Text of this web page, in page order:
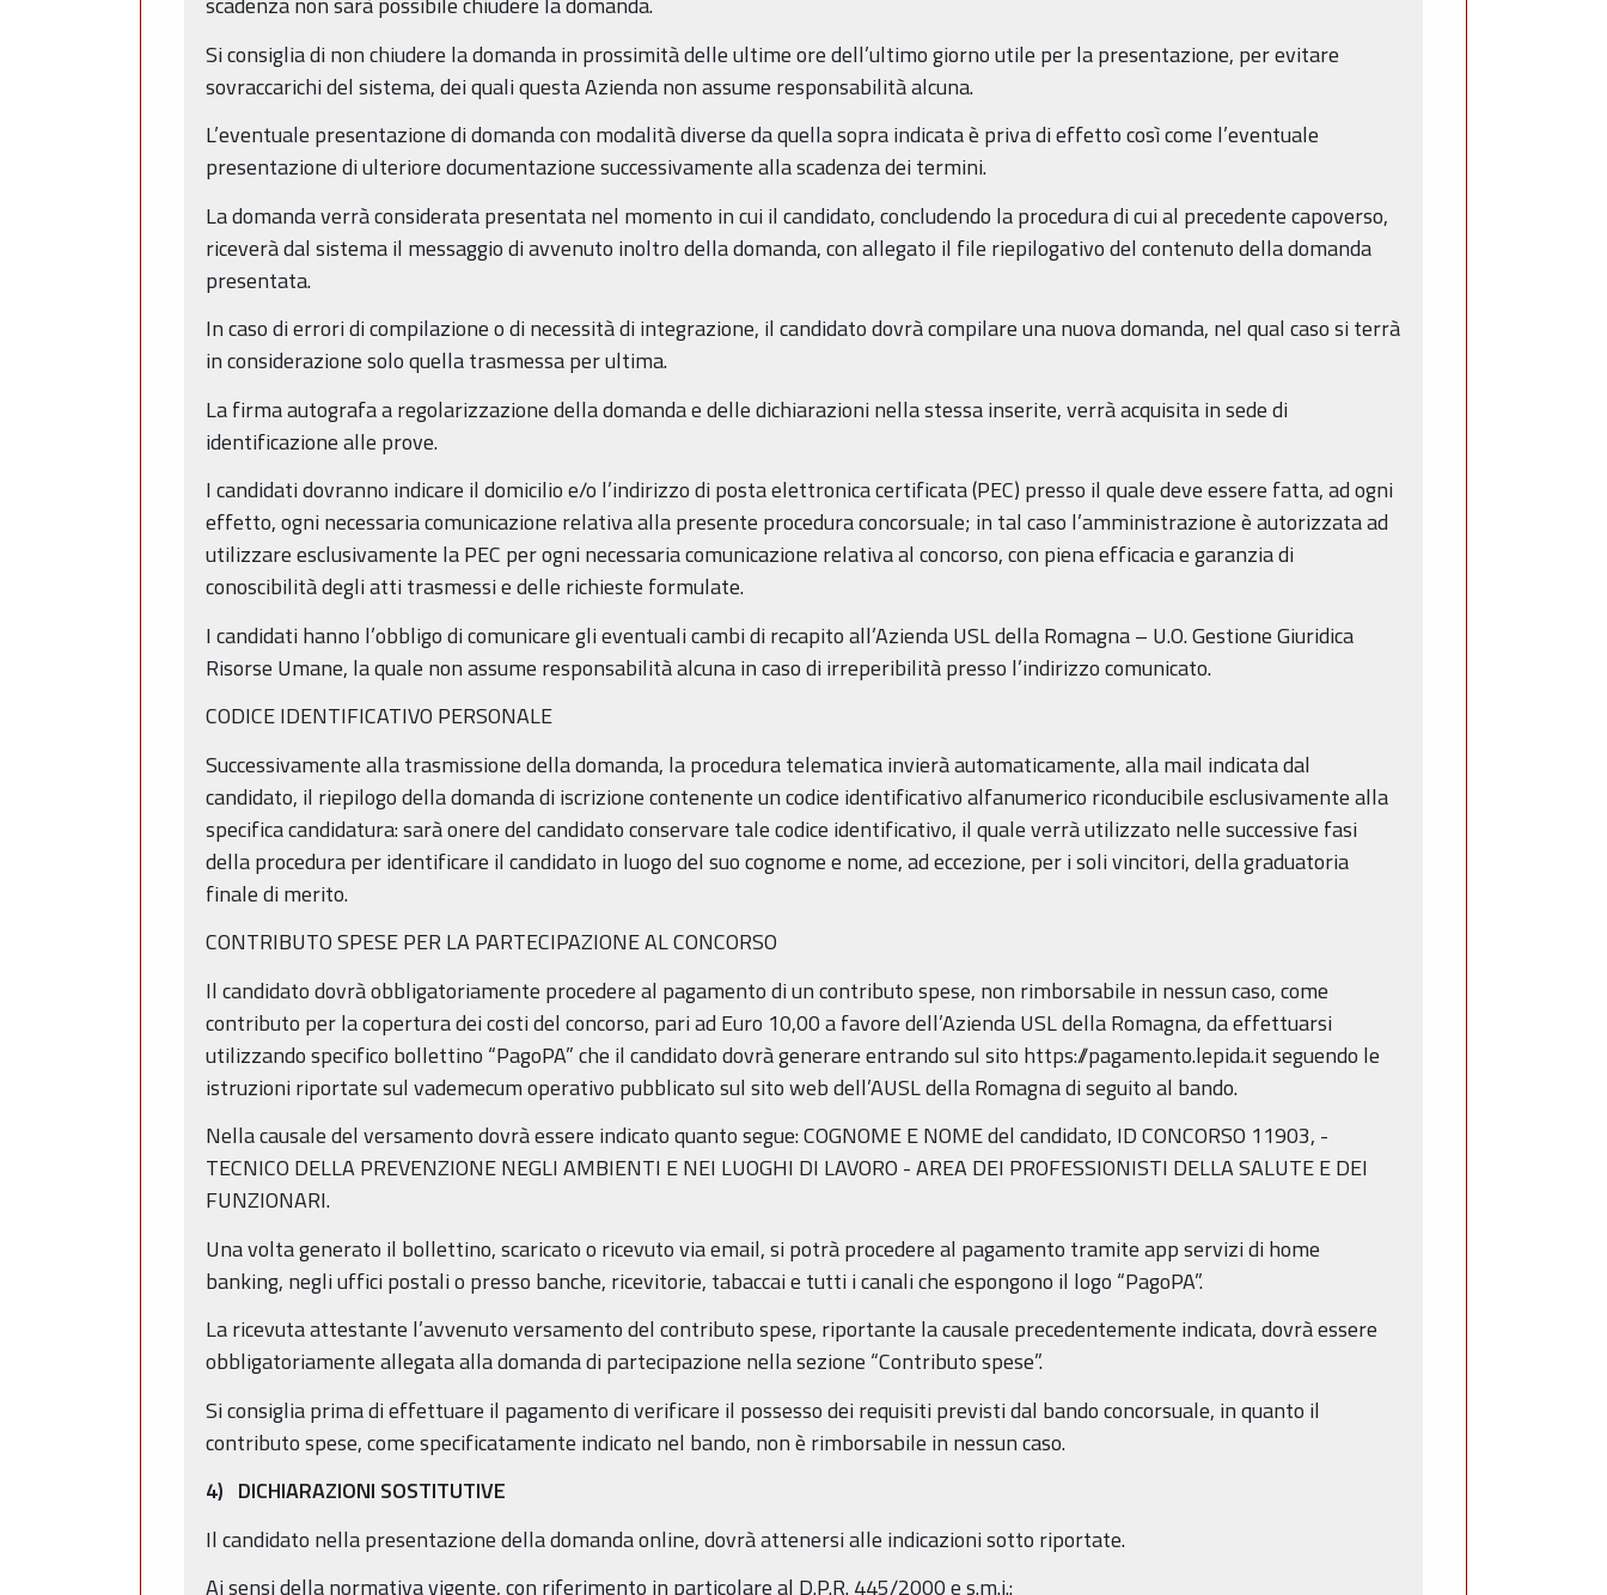
Si consiglia di non chiudere la domanda in prossimità delle ultime ore dell’ultimo giorno utile per la presentazione, per evitare
sovraccarichi del sistema, dei quali questa Azienda non assume responsabilità alcuna.
L’eventuale presentazione di domanda con modalità diverse da quella sopra indicata è priva di effetto così come l’eventuale
presentazione di ulteriore documentazione successivamente alla scadenza dei termini.
La domanda verrà considerata presentata nel momento in cui il candidato, concludendo la procedura di cui al precedente capoverso,
riceverà dal sistema il messaggio di avvenuto inoltro della domanda, con allegato il file riepilogativo del contenuto della domanda
presentata.
In caso di errori di compilazione o di necessità di integrazione, il candidato dovrà compilare una nuova domanda, nel qual caso si terrà
in considerazione solo quella trasmessa per ultima.
La firma autografa a regolarizzazione della domanda e delle dichiarazioni nella stessa inserite, verrà acquisita in sede di
identificazione alle prove.
I candidati dovranno indicare il domicilio e/o l’indirizzo di posta elettronica certificata (PEC) presso il quale deve essere fatta, ad ogni
effetto, ogni necessaria comunicazione relativa alla presente procedura concorsuale; in tal caso l’amministrazione è autorizzata ad
utilizzare esclusivamente la PEC per ogni necessaria comunicazione relativa al concorso, con piena efficacia e garanzia di
conoscibilità degli atti trasmessi e delle richieste formulate.
I candidati hanno l’obbligo di comunicare gli eventuali cambi di recapito all’Azienda USL della Romagna – U.O. Gestione Giuridica
Risorse Umane, la quale non assume responsabilità alcuna in caso di irreperibilità presso l’indirizzo comunicato.
CODICE IDENTIFICATIVO PERSONALE
Successivamente alla trasmissione della domanda, la procedura telematica invierà automaticamente, alla mail indicata dal
candidato, il riepilogo della domanda di iscrizione contenente un codice identificativo alfanumerico riconducibile esclusivamente alla
specifica candidatura: sarà onere del candidato conservare tale codice identificativo, il quale verrà utilizzato nelle successive fasi
della procedura per identificare il candidato in luogo del suo cognome e nome, ad eccezione, per i soli vincitori, della graduatoria
finale di merito.
CONTRIBUTO SPESE PER LA PARTECIPAZIONE AL CONCORSO
Il candidato dovrà obbligatoriamente procedere al pagamento di un contributo spese, non rimborsabile in nessun caso, come
contributo per la copertura dei costi del concorso, pari ad Euro 10,00 a favore dell’Azienda USL della Romagna, da effettuarsi
utilizzando specifico bollettino “PagoPA” che il candidato dovrà generare entrando sul sito https://pagamento.lepida.it seguendo le
istruzioni riportate sul vademecum operativo pubblicato sul sito web dell’AUSL della Romagna di seguito al bando.
Nella causale del versamento dovrà essere indicato quanto segue: COGNOME E NOME del candidato, ID CONCORSO 11903, -
TECNICO DELLA PREVENZIONE NEGLI AMBIENTI E NEI LUOGHI DI LAVORO - AREA DEI PROFESSIONISTI DELLA SALUTE E DEI
FUNZIONARI.
Una volta generato il bollettino, scaricato o ricevuto via email, si potrà procedere al pagamento tramite app servizi di home
banking, negli uffici postali o presso banche, ricevitorie, tabaccai e tutti i canali che espongono il logo “PagoPA”.
La ricevuta attestante l’avvenuto versamento del contributo spese, riportante la causale precedentemente indicata, dovrà essere
obbligatoriamente allegata alla domanda di partecipazione nella sezione “Contributo spese”.
Si consiglia prima di effettuare il pagamento di verificare il possesso dei requisiti previsti dal bando concorsuale, in quanto il
contributo spese, come specificatamente indicato nel bando, non è rimborsabile in nessun caso.
4) DICHIARAZIONI SOSTITUTIVE
Il candidato nella presentazione della domanda online, dovrà attenersi alle indicazioni sotto riportate.
Ai sensi della normativa vigente, con riferimento in particolare al D.P.R. 445/2000 e s.m.i.: